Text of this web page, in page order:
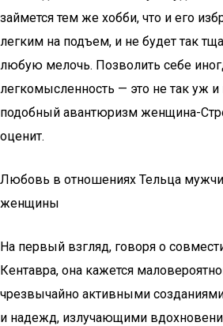
займется тем же хобби, что и его
легким на подъем, и не будет так
любую мелочь. Позволить себе
легкомысленность — это не так уж
подобный авантюризм женщина-
оценит.
Любовь в отношениях Тельца
женщины
На первый взгляд, говоря о
Кентавра, она кажется
чрезвычайно активными
и надежд, излучающими